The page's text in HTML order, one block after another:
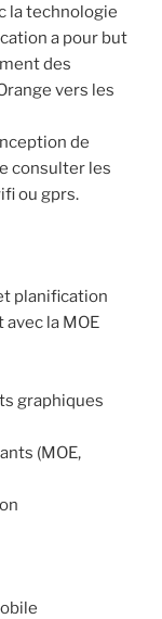
la technologie
a pour but
des
vers les
de
consulter les
ou gprs.
planification
la MOE
graphiques
(MOE,